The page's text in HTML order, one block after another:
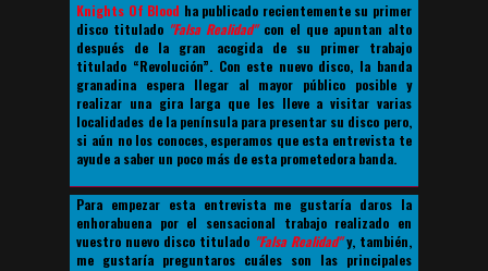
Knights Of Blood ha publicado recientemente su primer
disco titulado "Falsa Realidad"con el que apuntan alto
después de la gran acogida de su primer trabajo
titulado “Revolución”. Con este nuevo disco, la banda
granadina espera llegar al mayor público posible y
realizar una gira larga que les lleve a visitar varias
localidades de la península para presentar su disco pero,
si aún no los conoces, esperamos que esta entrevista te
ayude a saber un poco más de esta prometedora banda.
Para empezar esta entrevista me gustaría daros la
enhorabuena por el sensacional trabajo realizado en
vuestro nuevo disco titulado "Falsa Realidad"y, también,
me gustaría preguntaros cuáles son las principales